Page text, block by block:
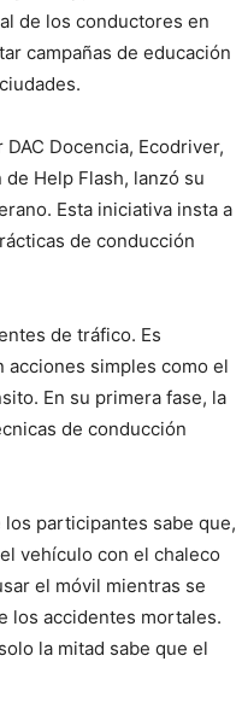
de los conductores en
campañas de educación
Docencia, Ecodriver,
Help Flash, lanzó su
Esta iniciativa insta a
de conducción
de tráfico. Es
acciones simples como el
En su primera fase, la
de conducción
participantes sabe que,
vehículo con el chaleco
el móvil mientras se
los accidentes mortales.
la mitad sabe que el